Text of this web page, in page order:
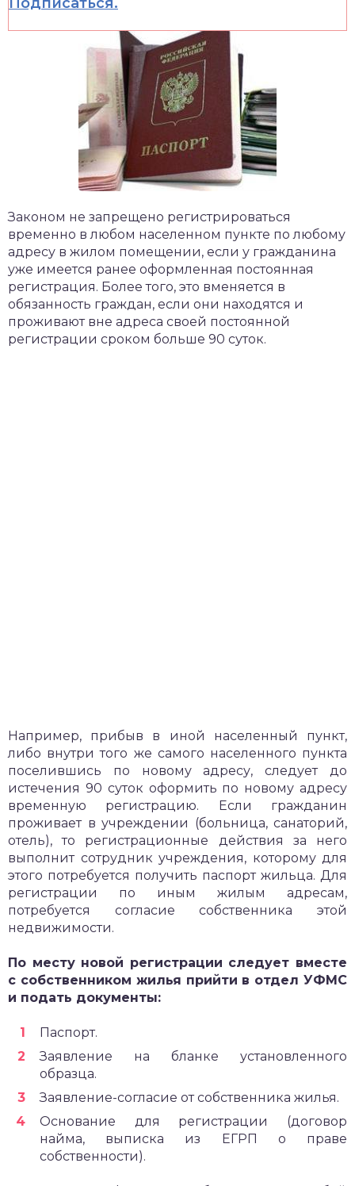
​Законом не запрещено регистрироваться
временно в любом населенном пункте по любому
адресу в жилом помещении, если у гражданина
уже имеется ранее оформленная постоянная
регистрация. Более того, это вменяется в
обязанность граждан, если они находятся и
проживают вне адреса своей постоянной
регистрации сроком больше 90 суток.
Например, прибыв в иной населенный пункт,
либо внутри того же самого населенного пункта
поселившись по новому адресу, следует до
истечения 90 суток оформить по новому адресу
временную регистрацию. Если гражданин
проживает в учреждении (больница, санаторий,
отель), то регистрационные действия за него
выполнит сотрудник учреждения, которому для
этого потребуется получить паспорт жильца. Для
регистрации по иным жилым адресам,
потребуется согласие собственника этой
недвижимости.
По месту новой регистрации следует вместе
с собственником жилья прийти в отдел УФМС
и подать документы:
Паспорт.
Заявление на бланке установленного
образца.
Заявление-согласие от собственника жилья.
Основание для регистрации (договор
найма, выписка из ЕГРП о праве
собственности).